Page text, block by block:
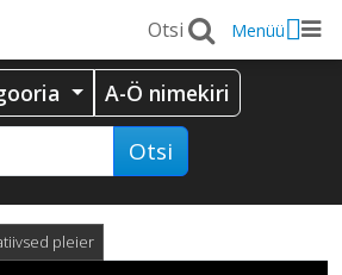
Menüü
A-Ö nimekiri
Otsi
pleier